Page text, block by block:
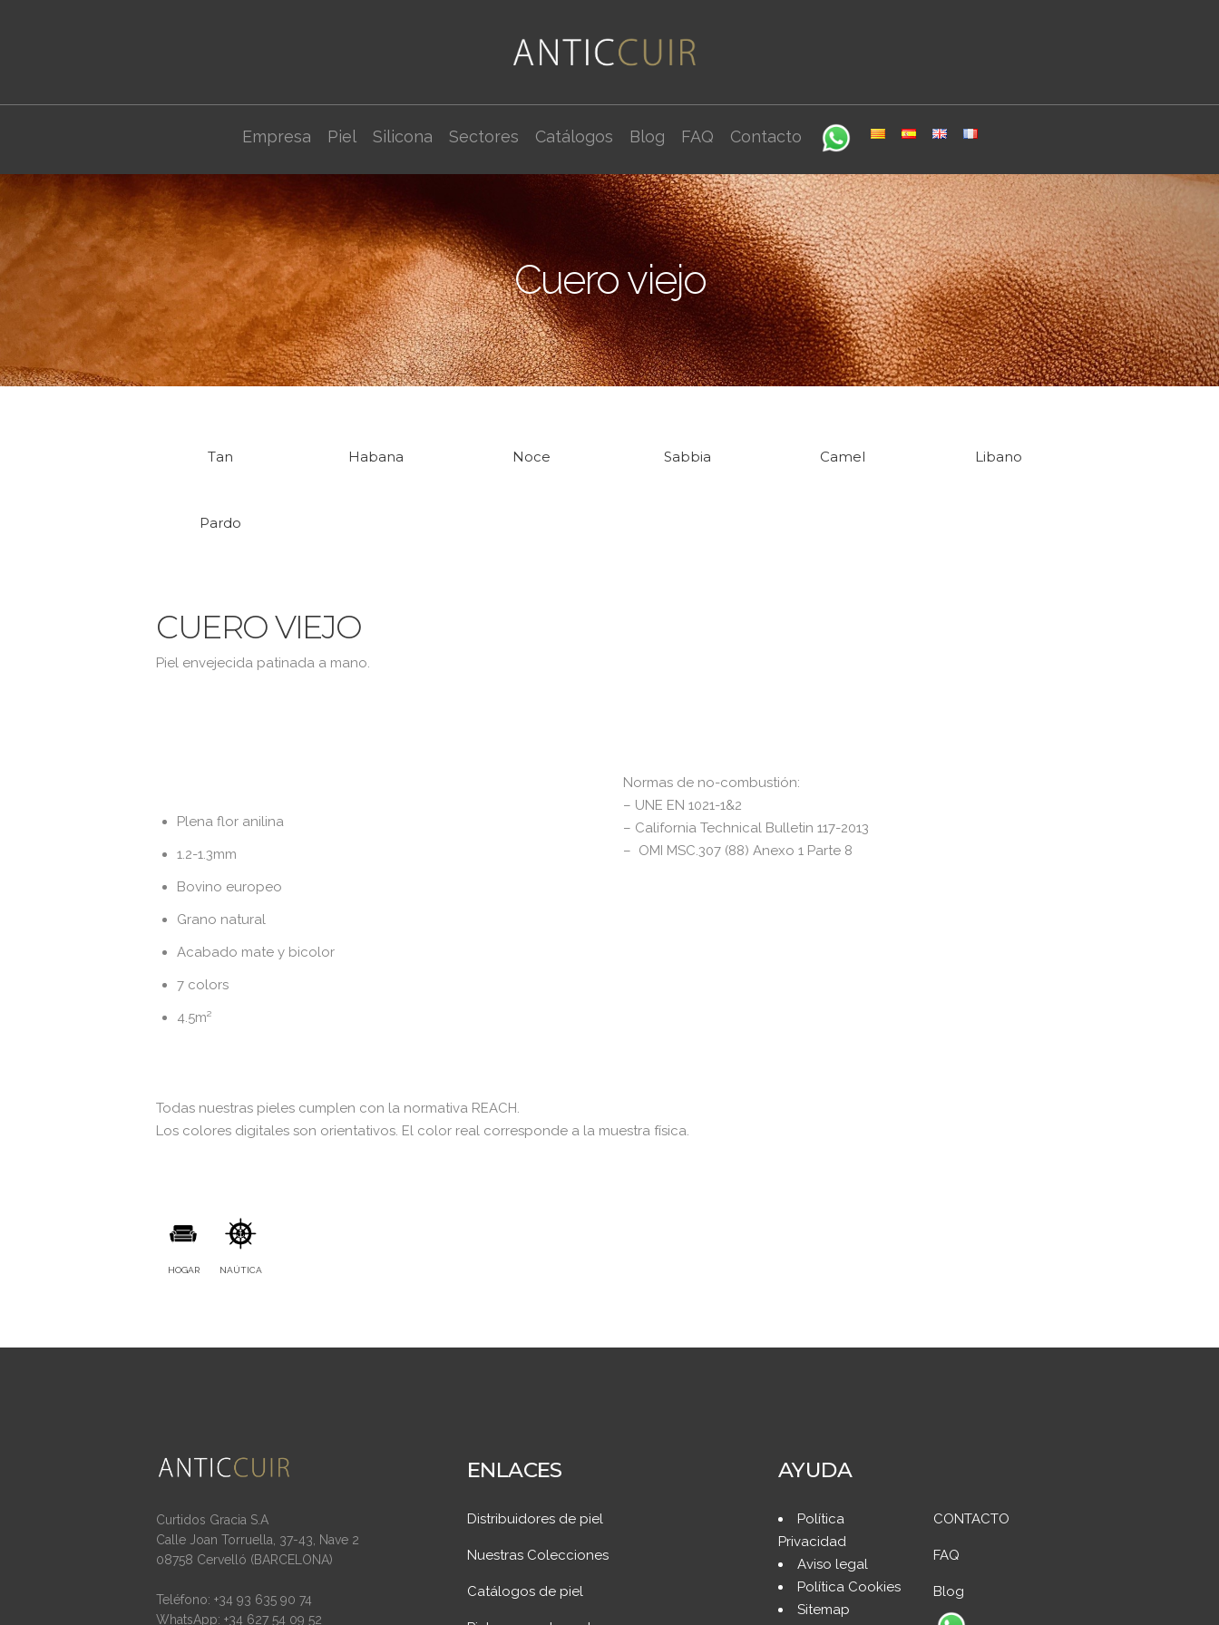
Empresa Piel Silicona Sectores Catálogos Blog FAQ Contacto
Cuero viejo
Tan Habana Noce Sabbia Camel Libano
Pardo
CUERO VIEJO
Piel envejecida patinada a mano.
Plena flor anilina
1.2-1.3mm
Bovino europeo
Grano natural
Acabado mate y bicolor
7 colors
4.5m²
Normas de no-combustión:
– UNE EN 1021-1&2
– California Technical Bulletin 117-2013
– OMI MSC.307 (88) Anexo 1 Parte 8
Todas nuestras pieles cumplen con la normativa REACH.
Los colores digitales son orientativos. El color real corresponde a la muestra física.
HOGAR NAÚTICA
Curtidos Gracia S.A
Calle Joan Torruella, 37-43, Nave 2
08758 Cervelló (BARCELONA)
Teléfono: +34 93 635 90 74
WhatsApp: +34 627 54 09 52
ENLACES
Distribuidores de piel
Nuestras Colecciones
Catálogos de piel
AYUDA
Política
Privacidad
Aviso legal
Política Cookies
Sitemap
CONTACTO
FAQ
Blog